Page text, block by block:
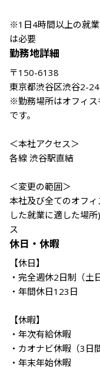
※1日4時間以上の就
は必要
勤務地詳細
〒150-6138
東京都渋谷区渋谷2-
※勤務場所はオフィス
です。
＜本社アクセス＞
各線 渋谷駅直結
＜変更の範囲＞
本社及び全てのオフ
した就業に適した場
ス
休日・休暇
【休日】
・完全週休2日制（土
・年間休日123日
【休暇】
・年次有給休暇
・カオナビ休暇（3日
・年末年始休暇